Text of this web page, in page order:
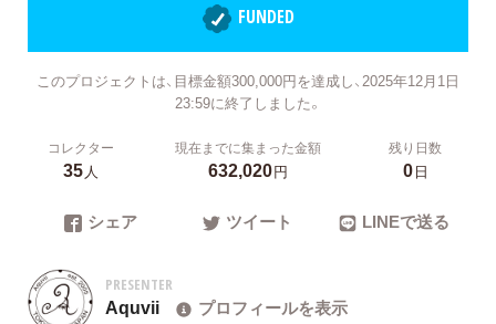
FUNDED
このプロジェクトは、目標金額300,000円を達成し、2025年12月1日
23:59に終了しました。
コレクター
35人
現在までに集まった金額
632,020円
残り日数
0日
シェア ツイート LINEで送る
PRESENTER
Aquvii プロフィールを表示